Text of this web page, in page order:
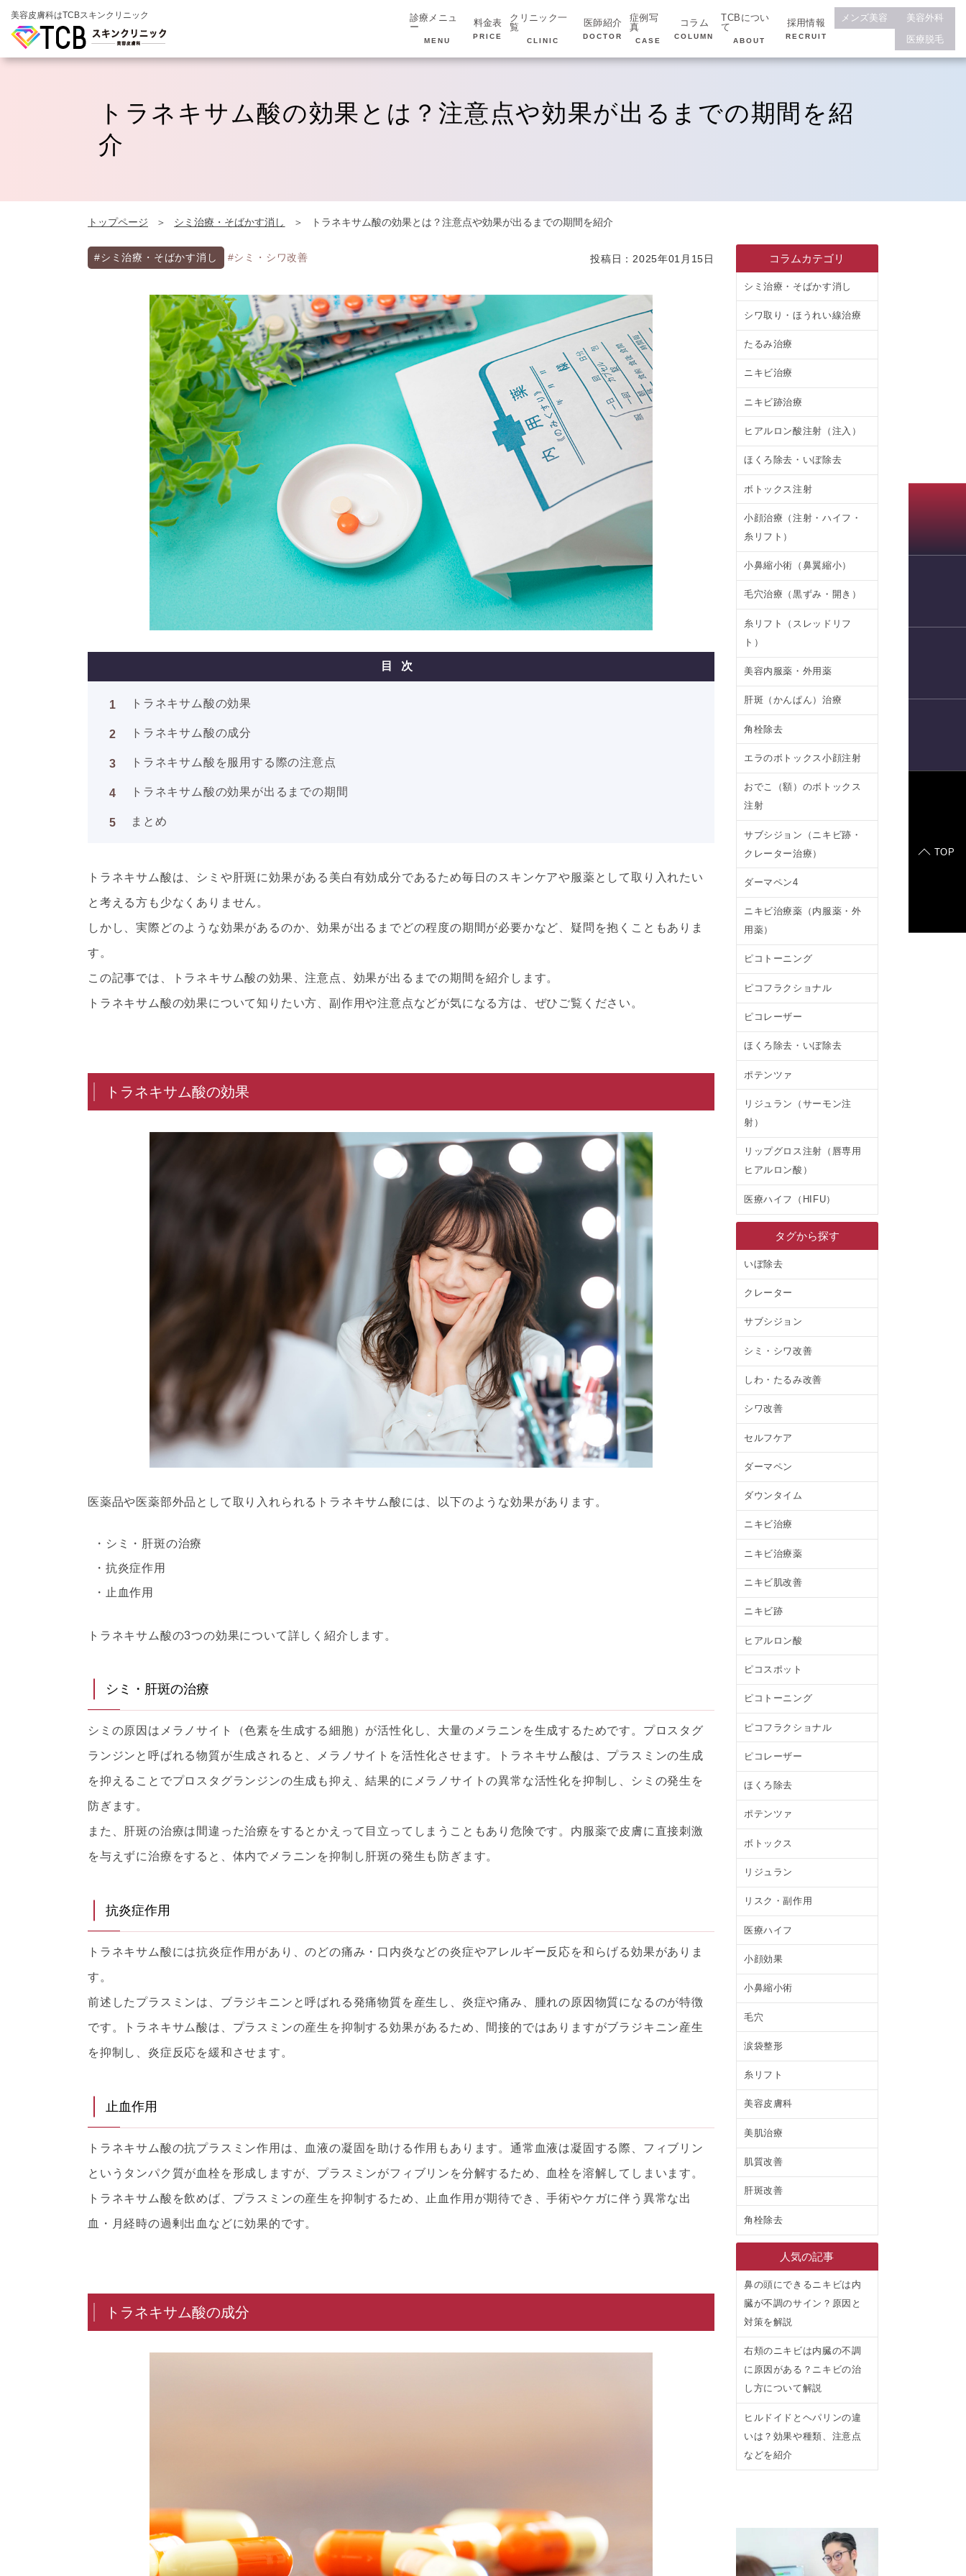
美容皮膚科はTCBスキンクリニック
診療メニュ
ー
MENU
料金表
PRICE
クリニック一
覧
CLINIC
医師紹介
DOCTOR
症例写
真
CASE
コラム
COLUMN
TCBについ
て
ABOUT
採用情報
RECRUIT
メンズ美容
美容外科
医療脱毛
トラネキサム酸の効果とは？注意点や効果が出るまでの期間を紹
介
トップページ シミ治療・そばかす消し トラネキサム酸の効果とは？注意点や効果が出るまでの期間を紹介
#シミ治療・そばかす消し #シミ・シワ改善 投稿日：2025年01月15日
目次
トラネキサム酸の効果
トラネキサム酸の成分
トラネキサム酸を服用する際の注意点
トラネキサム酸の効果が出るまでの期間
まとめ
トラネキサム酸は、シミや肝斑に効果がある美白有効成分であるため毎日のスキンケアや服薬として取り入れたい
と考える方も少なくありません。
しかし、実際どのような効果があるのか、効果が出るまでどの程度の期間が必要かなど、疑問を抱くこともありま
す。
この記事では、トラネキサム酸の効果、注意点、効果が出るまでの期間を紹介します。
トラネキサム酸の効果について知りたい方、副作用や注意点などが気になる方は、ぜひご覧ください。
トラネキサム酸の効果
医薬品や医薬部外品として取り入れられるトラネキサム酸には、以下のような効果があります。
シミ・肝斑の治療
抗炎症作用
止血作用
トラネキサム酸の3つの効果について詳しく紹介します。
シミ・肝斑の治療
シミの原因はメラノサイト（色素を生成する細胞）が活性化し、大量のメラニンを生成するためです。プロスタグ
ランジンと呼ばれる物質が生成されると、メラノサイトを活性化させます。トラネキサム酸は、プラスミンの生成
を抑えることでプロスタグランジンの生成も抑え、結果的にメラノサイトの異常な活性化を抑制し、シミの発生を
防ぎます。
また、肝斑の治療は間違った治療をするとかえって目立ってしまうこともあり危険です。内服薬で皮膚に直接刺激
を与えずに治療をすると、体内でメラニンを抑制し肝斑の発生も防ぎます。
抗炎症作用
トラネキサム酸には抗炎症作用があり、のどの痛み・口内炎などの炎症やアレルギー反応を和らげる効果がありま
す。
前述したプラスミンは、ブラジキニンと呼ばれる発痛物質を産生し、炎症や痛み、腫れの原因物質になるのが特徴
です。トラネキサム酸は、プラスミンの産生を抑制する効果があるため、間接的ではありますがブラジキニン産生
を抑制し、炎症反応を緩和させます。
止血作用
トラネキサム酸の抗プラスミン作用は、血液の凝固を助ける作用もあります。通常血液は凝固する際、フィブリン
というタンパク質が血栓を形成しますが、プラスミンがフィブリンを分解するため、血栓を溶解してしまいます。
トラネキサム酸を飲めば、プラスミンの産生を抑制するため、止血作用が期待でき、手術やケガに伴う異常な出
血・月経時の過剰出血などに効果的です。
トラネキサム酸の成分
コラムカテゴリ
シミ治療・そばかす消し
シワ取り・ほうれい線治療
たるみ治療
ニキビ治療
ニキビ跡治療
ヒアルロン酸注射（注入）
ほくろ除去・いぼ除去
ボトックス注射
小顔治療（注射・ハイフ・
糸リフト）
小鼻縮小術（鼻翼縮小）
毛穴治療（黒ずみ・開き）
糸リフト（スレッドリフ
ト）
美容内服薬・外用薬
肝斑（かんぱん）治療
角栓除去
エラのボトックス小顔注射
おでこ（額）のボトックス
注射
サブシジョン（ニキビ跡・
クレーター治療）
ダーマペン4
ニキビ治療薬（内服薬・外
用薬）
ピコトーニング
ピコフラクショナル
ピコレーザー
ほくろ除去・いぼ除去
ポテンツァ
リジュラン（サーモン注
射）
リップグロス注射（唇専用
ヒアルロン酸）
医療ハイフ（HIFU）
タグから探す
いぼ除去
クレーター
サブシジョン
シミ・シワ改善
しわ・たるみ改善
シワ改善
セルフケア
ダーマペン
ダウンタイム
ニキビ治療
ニキビ治療薬
ニキビ肌改善
ニキビ跡
ヒアルロン酸
ピコスポット
ピコトーニング
ピコフラクショナル
ピコレーザー
ほくろ除去
ポテンツァ
ボトックス
リジュラン
リスク・副作用
医療ハイフ
小顔効果
小鼻縮小術
毛穴
涙袋整形
糸リフト
美容皮膚科
美肌治療
肌質改善
肝斑改善
角栓除去
人気の記事
鼻の頭にできるニキビは内
臓が不調のサイン？原因と
対策を解説
右頬のニキビは内臓の不調
に原因がある？ニキビの治
し方について解説
ヒルドイドとヘパリンの違
いは？効果や種類、注意点
などを紹介
TOP